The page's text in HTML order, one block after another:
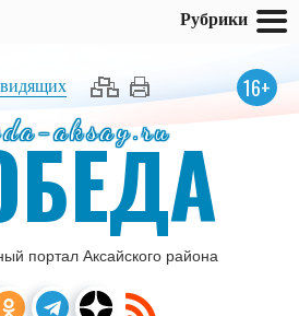
16+
aksay.ru
портал Аксайского района
Рубрики